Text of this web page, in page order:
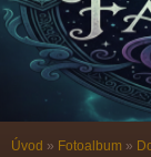
Úvod » Fotoalbum »